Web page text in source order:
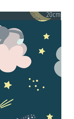
20cm